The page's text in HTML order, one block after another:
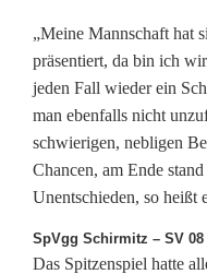
„Meine Mannschaft hat
präsentiert, da bin ich
jeden Fall wieder ein
man ebenfalls nicht
schwierigen, nebligen
Chancen, am Ende
Unentschieden, so heißt
SpVgg Schirmitz – SV 08
Das Spitzenspiel hatte